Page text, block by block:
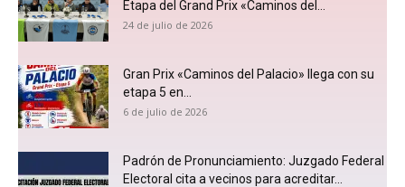
Etapa del Grand Prix «Caminos del...
24 de julio de 2026
Gran Prix «Caminos del Palacio» llega con su
etapa 5 en...
6 de julio de 2026
Padrón de Pronunciamiento: Juzgado Federal
Electoral cita a vecinos para acreditar...